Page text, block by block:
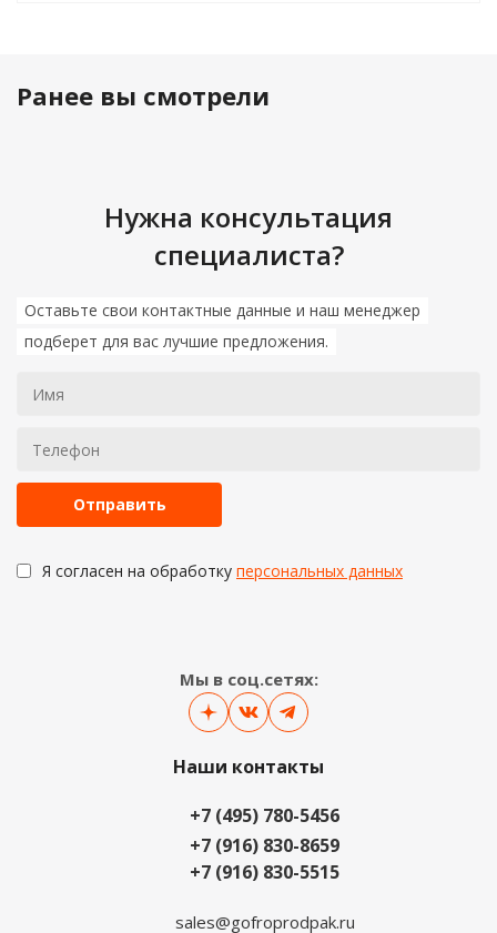
Ранее вы смотрели
Нужна консультация
специалиста?
Оставьте свои контактные данные и наш менеджер
подберет для вас лучшие предложения.
Я согласен на обработку персональных данных
Мы в соц.сетях:
Наши контакты
+7 (495) 780-5456
+7 (916) 830-8659
+7 (916) 830-5515
sales@gofroprodpak.ru